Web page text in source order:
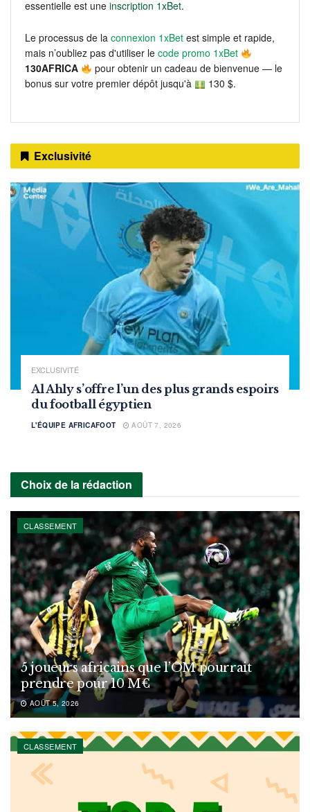
essentielle est une inscription 1xBet.
Le processus de la connexion 1xBet est simple et rapide,
mais n’oubliez pas d'utiliser le code promo 1xBet
130AFRICA
pour obtenir un cadeau de bienvenue — le
bonus sur votre premier dépôt jusqu'à
130 $.
Exclusivité
EXCLUSIVITÉ
Al Ahly s’offre l’un des plus grands espoirs
du football égyptien
L'ÉQUIPE AFRICAFOOT AOÛT 7, 2026
Choix de la rédaction
CLASSEMENT
5 joueurs africains que l’OM pourrait
prendre pour 10 M€
AOÛT 5, 2026
CLASSEMENT